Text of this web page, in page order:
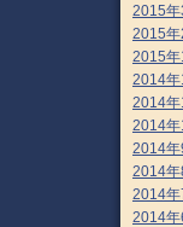
2015年
2015年
2015年
2014年
2014年
2014年
2014年
2014年
2014年
2014年